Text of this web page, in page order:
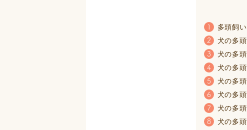
1 多頭飼
2 犬の多
3 犬の多
4 犬の多
5 犬の多
6 犬の多
7 犬の多
8 犬の多